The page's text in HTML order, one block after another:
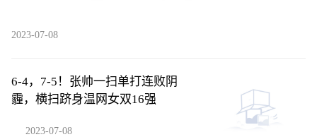
2023-07-08
6-4，7-5！张帅一扫单打连败阴
霾，横扫跻身温网女双16强
2023-07-08